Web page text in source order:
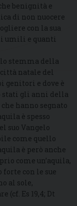
benignità e
di non nuocere
con la sua
umili e quanti
stemma della
natale del
genitori e dove è
stati gli anni della
hanno segnato
è spesso
suo Vangelo
come quello
è però anche
come un’aquila,
forte con le sue
al sole,
(cf. Es 19,4; Dt